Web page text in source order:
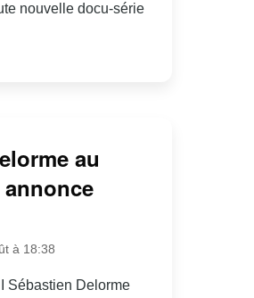
nouvelle docu-série
au
annonce
à 18:38
Sébastien Delorme